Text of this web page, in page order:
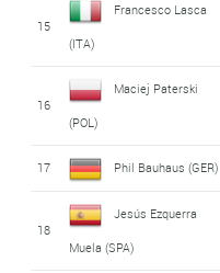
15
Francesco Lasca
(ITA)
16
Maciej Paterski
(POL)
17 Phil Bauhaus (GER)
18
Jesús Ezquerra
Muela (SPA)